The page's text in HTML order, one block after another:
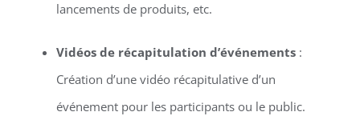
lancements de produits, etc.
Vidéos de récapitulation d’événements:
Création d’une vidéo récapitulative d’un
événement pour les participants ou le public.